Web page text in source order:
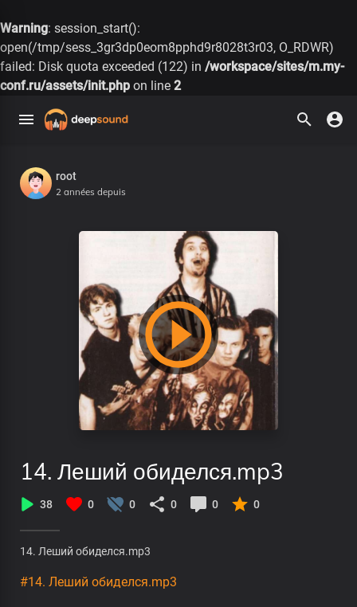
Warning: session_start():
open(/tmp/sess_3gr3dp0eom8pphd9r8028t3r03, O_RDWR)
failed: Disk quota exceeded (122) in /workspace/sites/m.my-
conf.ru/assets/init.php on line 2
root
2 années depuis
14. Леший обиделся.mp3
38 0 0 0 0 0
14. Леший обиделся.mp3
#14. Леший обиделся.mp3